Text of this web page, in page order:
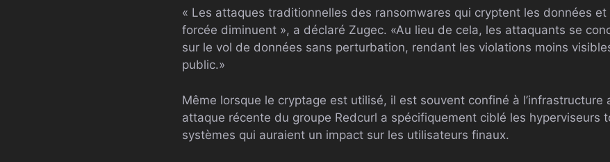
« Les attaques traditionnelles des ransomwares qui cryptent les données
forcée diminuent », a déclaré Zugec. «Au lieu de cela, les attaquants se
sur le vol de données sans perturbation, rendant les violations moins
public.»
Même lorsque le cryptage est utilisé, il est souvent confiné à l’infrastructure
attaque récente du groupe Redcurl a spécifiquement ciblé les hyperviseurs
systèmes qui auraient un impact sur les utilisateurs finaux.